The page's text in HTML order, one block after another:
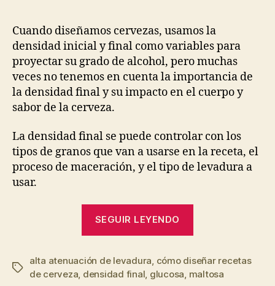
Cuando diseñamos cervezas, usamos la
densidad inicial y final como variables para
proyectar su grado de alcohol, pero muchas
veces no tenemos en cuenta la importancia de
la densidad final y su impacto en el cuerpo y
sabor de la cerveza.
La densidad final se puede controlar con los
tipos de granos que van a usarse en la receta, el
proceso de maceración, y el tipo de levadura a
usar.
SEGUIR LEYENDO
la
densidad
Etiquetas
alta atenuación de levadura, cómo diseñar recetas
de cerveza, densidad final, glucosa, maltosa